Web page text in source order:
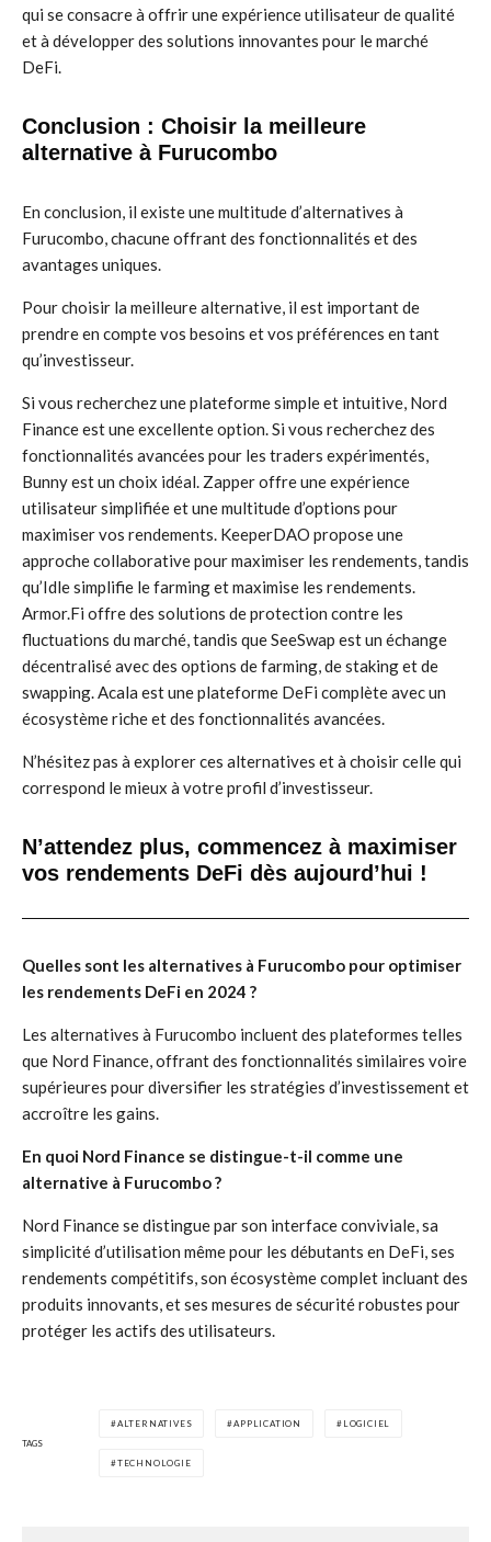
qui se consacre à offrir une expérience utilisateur de qualité
et à développer des solutions innovantes pour le marché
DeFi.
Conclusion : Choisir la meilleure
alternative à Furucombo
En conclusion, il existe une multitude d’alternatives à
Furucombo, chacune offrant des fonctionnalités et des
avantages uniques.
Pour choisir la meilleure alternative, il est important de
prendre en compte vos besoins et vos préférences en tant
qu’investisseur.
Si vous recherchez une plateforme simple et intuitive, Nord
Finance est une excellente option. Si vous recherchez des
fonctionnalités avancées pour les traders expérimentés,
Bunny est un choix idéal. Zapper offre une expérience
utilisateur simplifiée et une multitude d’options pour
maximiser vos rendements. KeeperDAO propose une
approche collaborative pour maximiser les rendements, tandis
qu’Idle simplifie le farming et maximise les rendements.
Armor.Fi offre des solutions de protection contre les
fluctuations du marché, tandis que SeeSwap est un échange
décentralisé avec des options de farming, de staking et de
swapping. Acala est une plateforme DeFi complète avec un
écosystème riche et des fonctionnalités avancées.
N’hésitez pas à explorer ces alternatives et à choisir celle qui
correspond le mieux à votre profil d’investisseur.
N’attendez plus, commencez à maximiser
vos rendements DeFi dès aujourd’hui !
Quelles sont les alternatives à Furucombo pour optimiser
les rendements DeFi en 2024 ?
Les alternatives à Furucombo incluent des plateformes telles
que Nord Finance, offrant des fonctionnalités similaires voire
supérieures pour diversifier les stratégies d’investissement et
accroître les gains.
En quoi Nord Finance se distingue-t-il comme une
alternative à Furucombo ?
Nord Finance se distingue par son interface conviviale, sa
simplicité d’utilisation même pour les débutants en DeFi, ses
rendements compétitifs, son écosystème complet incluant des
produits innovants, et ses mesures de sécurité robustes pour
protéger les actifs des utilisateurs.
TAGS
ALTERNATIVES APPLICATION LOGICIEL
TECHNOLOGIE